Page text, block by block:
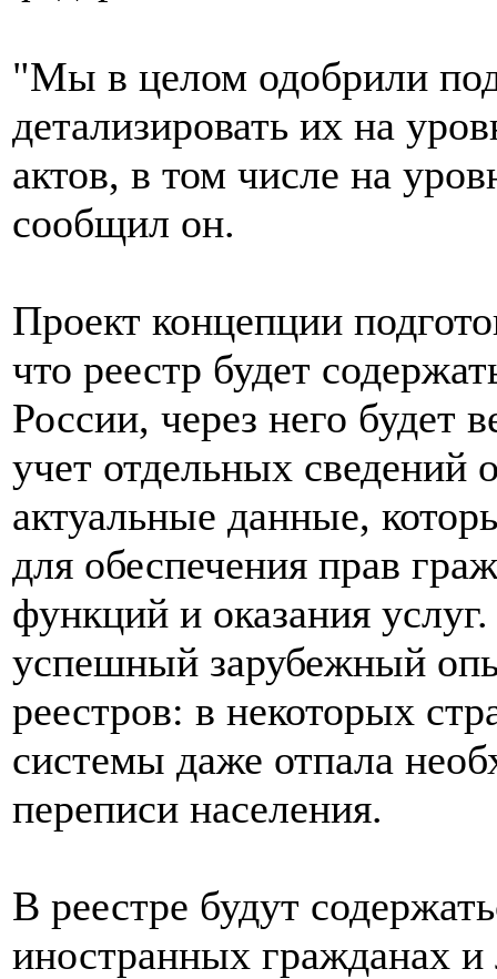
"Мы в целом одобрили
детализировать их на
актов, в том числе на
сообщил он.
Проект концепции
что реестр будет
России, через него будет
учет отдельных сведений
актуальные данные,
для обеспечения прав
функций и оказания
успешный зарубежный
реестров: в некоторых
системы даже отпала
переписи населения.
В реестре будут
иностранных гражданах и